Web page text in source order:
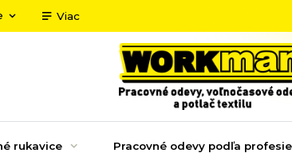
Viac
rukavice Pracovné odevy podľa profesie